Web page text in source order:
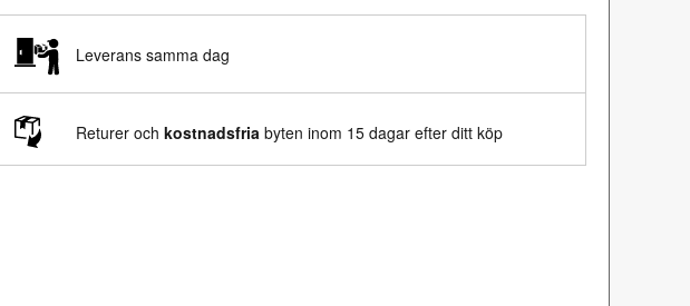
Leverans samma dag
Returer och kostnadsfria byten inom 15 dagar efter ditt köp